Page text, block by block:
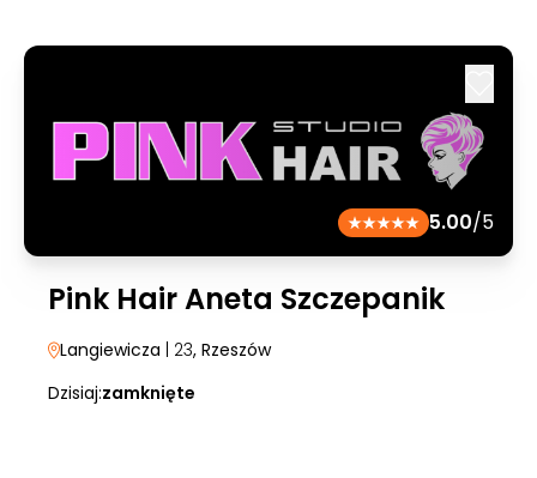
5.00/5
Pink Hair Aneta Szczepanik
Langiewicza | 23, Rzeszów
Dzisiaj:zamknięte